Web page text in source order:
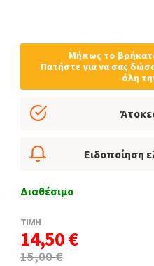
ΤΙΜΗ
14,50 €
15,00 €
Μήπως το
Πατήστε για να σας
όλη
Ειδοποίηση
Διαθέσιμο